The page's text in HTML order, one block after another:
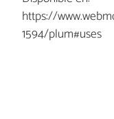
https://
1594/plum#uses